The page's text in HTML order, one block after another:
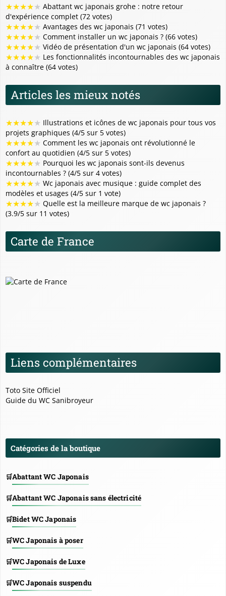
★★★★★ Abattant wc japonais grohe : notre retour
d'expérience complet (72 votes)
★★★★★ Avantages des wc japonais (71 votes)
★★★★★ Comment installer un wc japonais ? (66 votes)
★★★★★ Vidéo de présentation d'un wc japonais (64 votes)
★★★★★ Les fonctionnalités incontournables des wc japonais
à connaître (64 votes)
Articles les mieux notés
★★★★★ Illustrations et icônes de wc japonais pour tous vos
projets graphiques (4/5 sur 5 votes)
★★★★★ Comment les wc japonais ont révolutionné le
confort au quotidien (4/5 sur 5 votes)
★★★★★ Pourquoi les wc japonais sont-ils devenus
incontournables ? (4/5 sur 4 votes)
★★★★★ Wc japonais avec musique : guide complet des
modèles et usages (4/5 sur 1 vote)
★★★★★ Quelle est la meilleure marque de wc japonais ?
(3.9/5 sur 11 votes)
Carte de France
Liens complémentaires
Toto Site Officiel
Guide du WC Sanibroyeur
Catégories de la boutique
Abattant WC Japonais
Abattant WC Japonais sans électricité
Bidet WC Japonais
WC Japonais à poser
WC Japonais de Luxe
WC Japonais suspendu